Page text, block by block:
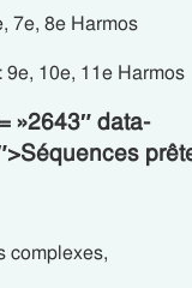
7e, 8e Harmos
9e, 10e, 11e Harmos
»2643″ data-
complexes,